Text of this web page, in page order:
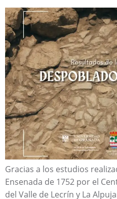
Gracias a los estudios
Ensenada de 1752 por el
del Valle de Lecrín y La